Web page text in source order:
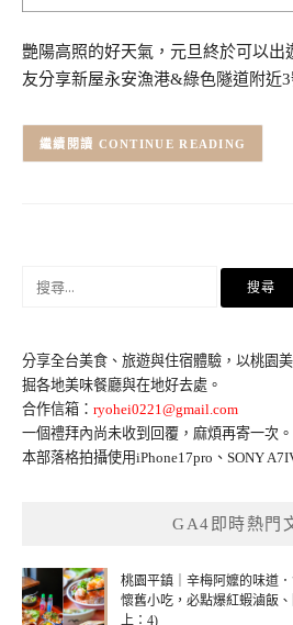
艷陽高照的好天氣，元旦終於可以出
友分享新屋永安漁港&綠色隧道附近
CONTINUE READING
鍵
字:
分享全台美食、旅遊與住宿體驗，以桃園
掘各地美味餐廳與在地好去處。
合作信箱： ryohei0221@gmail.com
一個禮拜內尚未收到回覆，麻煩再寄一次。
本部落格拍攝使用iPhone17pro、SONY
GA4即時熱門
桃園平鎮｜辛梅阿嬤的味道
懷舊小吃，必點爆紅蝦滷飯
上：4)